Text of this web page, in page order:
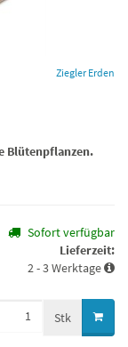
Ziegler Erden
Blütenpflanzen.
Sofort verfügbar
Lieferzeit:
2 - 3 Werktage
Stk